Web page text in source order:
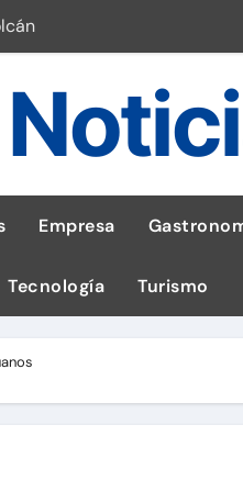
y gana una jugada gratis
Empresa
Tecnología Turismo